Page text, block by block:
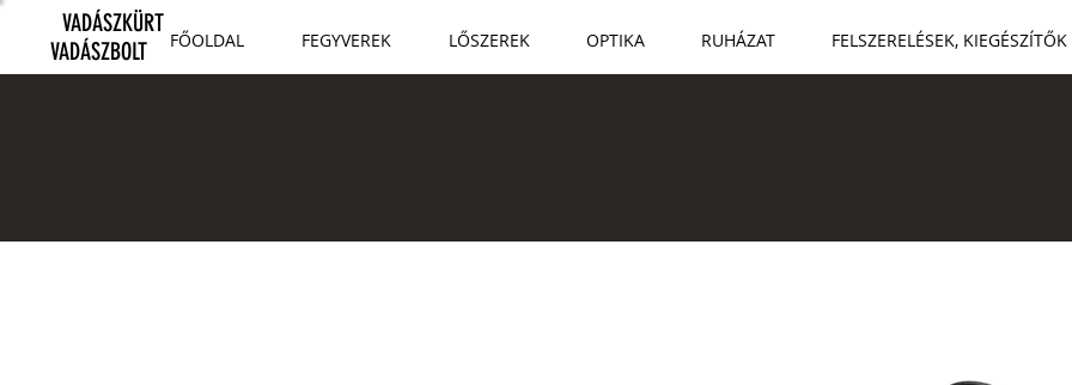
FŐOLDAL FEGYVEREK LŐSZEREK OPTIKA RUHÁZAT FELSZERELÉSEK, KIEGÉSZÍTŐK
VADÁSZKÜRT
VADÁSZBOLT